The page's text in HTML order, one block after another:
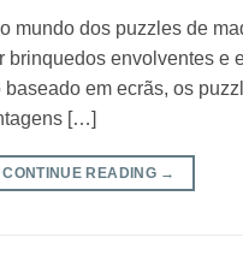
mundo dos puzzles de
envolventes e
em ecrãs, os
[…]
CONTINUE READING →